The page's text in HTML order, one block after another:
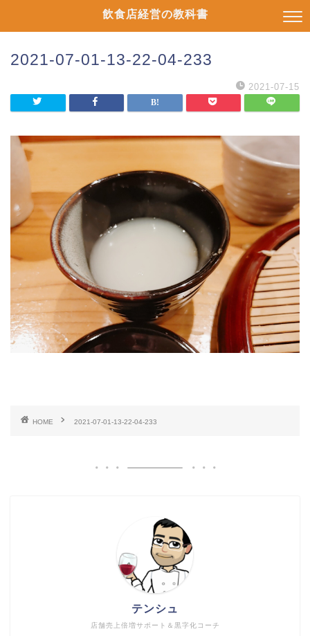
飲食店経営の教科書
2021-07-01-13-22-04-233
2021-07-15
HOME 2021-07-01-13-22-04-233
店舗売上倍増サポート＆黒字化コーチ
テンシュ